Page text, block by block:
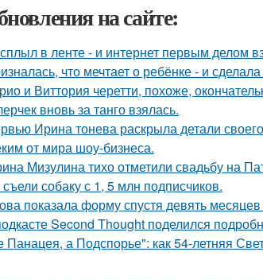
на сайте:
в ленте - и интернет первым делом
что мечтает о ребёнке - и сделала
и Виттория черетти, похоже,
вновь за танго взялась.
Ирина тонева раскрыла детали
от мира шоу-бизнеса.
Мизулина тихо отметили свадьбу на
собаку с 1, 5 млн подписчиков.
показала форму спустя девять
Second Thought поделился
а Подспорье": как 54-летняя